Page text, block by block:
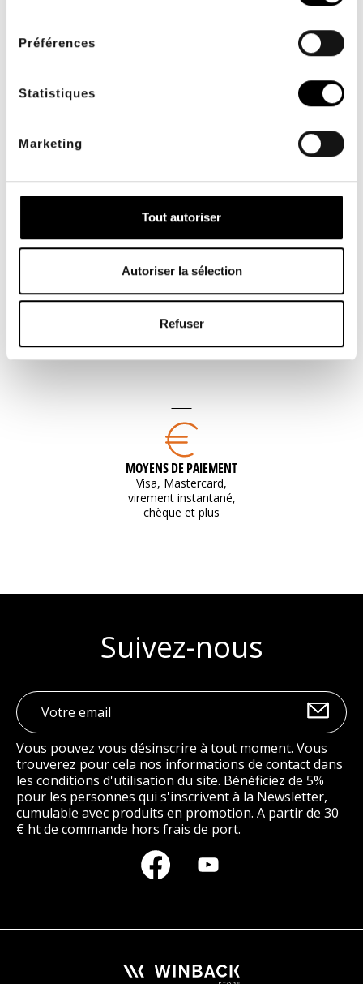
Préférences
Statistiques
Marketing
Tout autoriser
Autoriser la sélection
Refuser
pour les professionnels
dès 200€ TTC d'achats
SAV INTERNE PAIEMENT SÉCURISÉ
MOYENS DE PAIEMENT
Visa, Mastercard,
virement instantané,
chèque et plus
Suivez-nous
Vous pouvez vous désinscrire à tout moment. Vous
trouverez pour cela nos informations de contact dans
les conditions d'utilisation du site. Bénéficiez de 5%
pour les personnes qui s'inscrivent à la Newsletter,
cumulable avec produits en promotion. A partir de 30
€ ht de commande hors frais de port.